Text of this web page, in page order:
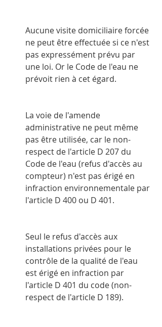
Aucune visite domiciliaire forcée
ne peut être effectuée si ce n'est
pas expressément prévu par
une loi. Or le Code de l'eau ne
prévoit rien à cet égard.
La voie de l'amende
administrative ne peut même
pas être utilisée, car le non-
respect de l'article D 207 du
Code de l'eau (refus d'accès au
compteur) n'est pas érigé en
infraction environnementale par
l'article D 400 ou D 401.
Seul le refus d'accès aux
installations privées pour le
contrôle de la qualité de l'eau
est érigé en infraction par
l'article D 401 du code (non-
respect de l'article D 189).